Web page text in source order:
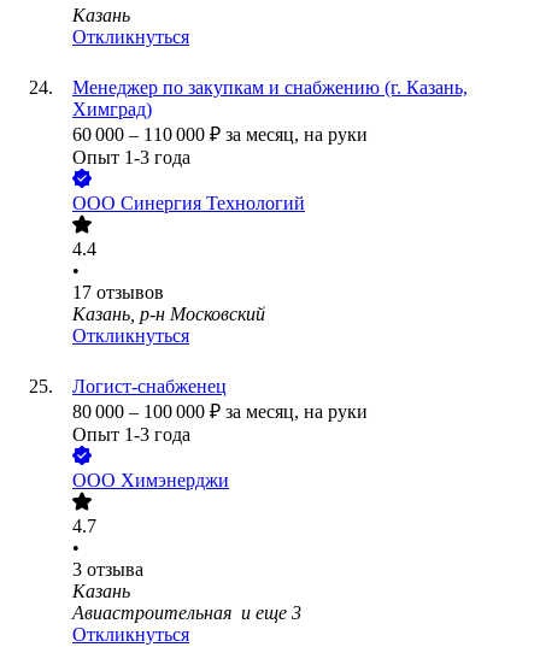
Казань
Откликнуться
Менеджер по закупкам и снабжению (г. Казань,
Химград)
60 000 – 110 000 ₽ за месяц, на руки
Опыт 1-3 года
ООО Синергия Технологий
4.4
•
17 отзывов
Казань, р-н Московский
Откликнуться
Логист-снабженец
80 000 – 100 000 ₽ за месяц, на руки
Опыт 1-3 года
ООО Химэнерджи
4.7
•
3 отзыва
Казань
Авиастроительная и еще 3
Откликнуться